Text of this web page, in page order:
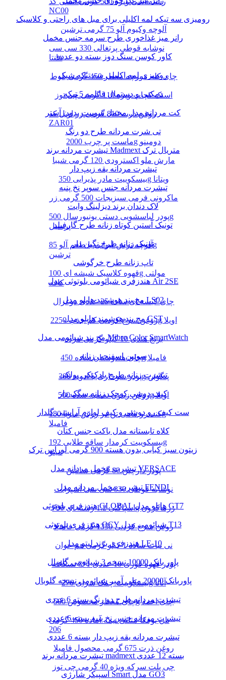
NC00
آلوچه وکیوم آلو 75 گرمی ترشین
نوشابه قوطی پرتغالی 330 سی سی
فانتا
چای کله مورچه معطر 450 گرمی بلوط
اسنک کچاپ ویژه 110 گرمی چی توز
روغن ذرت 810 گرمی زر اویل کد
ZAR01
ماست پر چرب 2000g دومینو
مارش ملو اکسترودی 120 گرمی شیبا
بیسکوییت مادر پذیرایی 350g ویتانا
ماکرونی فرمی سبزیجات 500 گرمی زر
پودر لباسشویی دستی یونیورسال 500g
پرسیل
آلوچه ترش لیوانی با طعم آلو 85g
ترشین
قهوه کلاسیک شیشه ای 100g مولتی
کافه
چای کیسه ای ساده 25 عددی دوغزال
روغن سرخ کردنی کم جذب 2250g اویلا
برنج هندی 10 کیلو گرمی مژده
چای هندوستان ساده 450g فامیلا
پودر سوخاری با ادویه 300g پنگوئن
روغن زیتون تصفیه شده 500g اویلا
کنسرو ماهی تن در روغن سویا 180g
فامیلا
بیسکوییت کرمدار ساقه طلایی 192g
مینو
پودر دارچین 80 گرمی سانتین
نوشابه قوطی 330 سی سی اسپرایت
اسپاگتی 1.2 رشته ای 700g زرماکرون
روغن سرخ کردنی 1350 گرمی فامیلا
نی نبات ساده 1 کیلو گرمی هم خوان
پودر قهوه فوری 10 عددی 1*3 نسکافه
بیسکوییت چمک سرای 276g آناتا
چای معطر مخصوص 500g چای احمد
نان یوفکا مثلثی نیمه آماده 450 گرمی
206
روغن ذرت 675 گرمی محصول فامیلا
چی پلت سرکه ویژه 40 گرمی چی توز
رومیزی سه تیکه لمه اکلیلی برای مبل های راحتی و کلاسیک
رانر میز غذاخوری طرح سرمه جنس مخمل
کاور کوسن سنگ دوز بسته دو عددی
رومیزی لمه اکلیلی سه تیکه شیک
دمکنی و دستمال قابلمه 5 تیکه
کت مردانه مدل مخمل سوییت بدون آستر
تی شرت مردانه طرح دو رنگ
تیشرت مردانه برند Madmext متریال ترک
تیشرت مردانه یقه زیپ دار
تیشرت مردانه جنس سوپر نخ پنبه
لاک دندان برند دیزلینگ وایت
تونیک آستین کوتاه زنانه طرح گارفیلد
تونیک زنانه طرح نگین دار
تاپ زنانه طرح خرگوشی
هندزفری شیائومی بلوتوثی مدل Air 2SE
مچ بند هوشمند هایلو مدل LS02
مچ بند هوشمند هایلو مدل GST
مچ بند شیائومی مدل Mibro Color SmartWatch
سوتین اسفنجی زنانه
تیشرت زنانه طرح بادکنکی پولکی
کیف دوشی کوچک زنانه سگک دار
ست کیف رو دوشی و کیف لوازم آرایشی گلدار
کلاه تابستانه مدل باکت جنس کتان
زیتون سبز کبابی بدون هسته 900 گرمی لوراس ترک
تیشرت مخمل مردانه مدل VERSACE
تیشرت مخمل مردانه مدل FENDI
هندزفری بلوتوثی GLOBAL هایلو مدل GT7
هندزفری بلوتوثی QCY شیائومی مدل T13
هندزفری برند لیتو مدل LE-10
پاور بانک 10000 نسخه 3 شیائومی گلوبال
پاوربانک 20000 میلی آمپر شیائومی نسخه گلوبال
تیشرت مردانه طرح دو رنگ بسته 6 عددی
تیشرت مردانه جنس نخ پنبه بسته 6 عددی
تیشرت مردانه یقه زیپ دار بسته 6 عددی
تیشرت مردانه برند madmext بسته 12 عددی
اسپیکر شارژی Smart مدل GO3